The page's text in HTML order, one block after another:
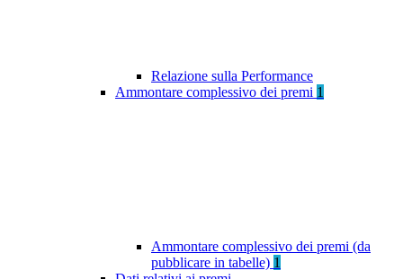
Relazione sulla Performance
Ammontare complessivo dei premi 1
Ammontare complessivo dei premi (da
pubblicare in tabelle) 1